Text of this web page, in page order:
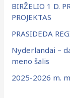
BIRŽELIO 1 D.
PROJEKTAS
PRASIDEDA
Nyderlandai –
meno šalis
2025-2026 m.
s